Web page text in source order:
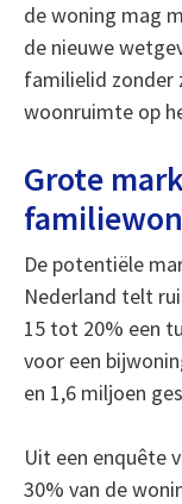
de woning mag
de nieuwe
familielid zonder
woonruimte op
Grote
De potentiële
Nederland telt
15 tot 20% een
voor een
en 1,6 miljoen
Uit een enquête
30% van de